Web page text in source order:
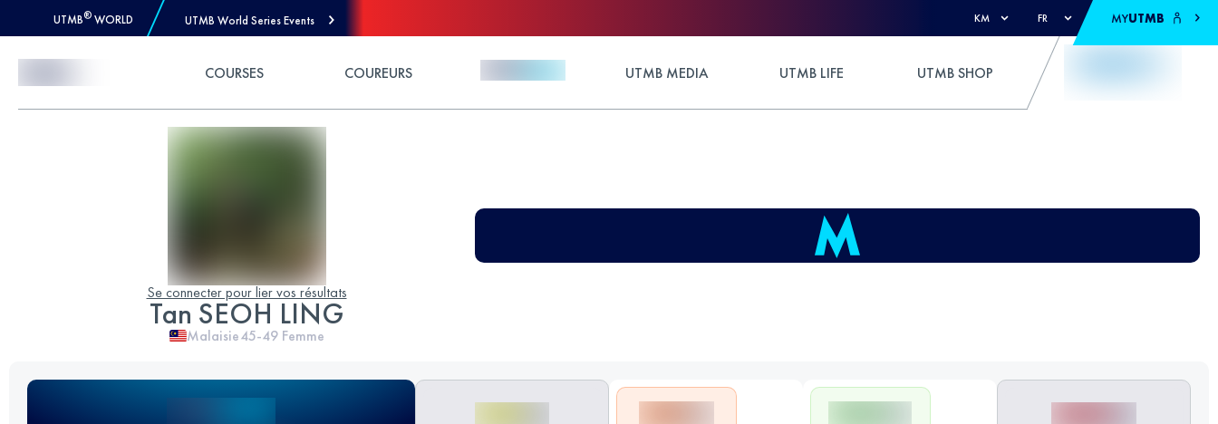
UTMB® WORLD UTMB World Series Events KM FR MYUTMB
COURSES COUREURS UTMB MEDIA UTMB LIFE UTMB SHOP
Se connecter pour lier vos résultats
Tan SEOH LING
Malaisie45-49 Femme